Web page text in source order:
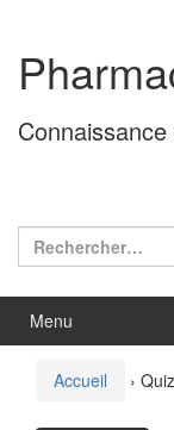
contenu
menu
principal
Rechercher :
Menu
Accueil ›